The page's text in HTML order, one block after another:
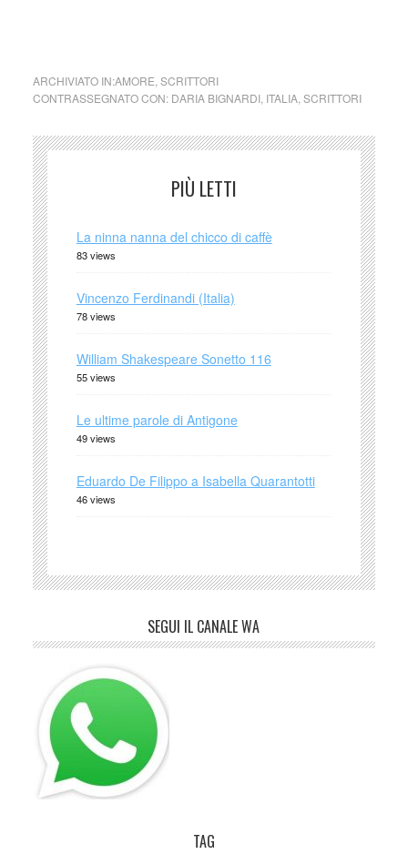
ARCHIVIATO IN:AMORE SCRITTORI
CONTRASSEGNATO CON: DARIA BIGNARDI, ITALIA, SCRITTORI
PIÙ LETTI
La ninna nanna del chicco di caffè
83 views
Vincenzo Ferdinandi (Italia)
78 views
William Shakespeare Sonetto 116
55 views
Le ultime parole di Antigone
49 views
Eduardo De Filippo a Isabella Quarantotti
46 views
SEGUI IL CANALE WA
TAG